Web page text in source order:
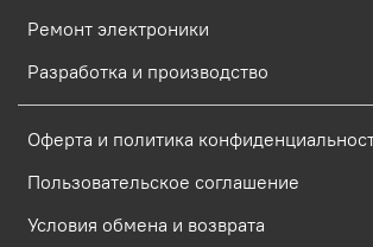
Ремонт электроники
Разработка и производство
Оферта и политика
Пользовательское соглашение
Условия обмена и возврата